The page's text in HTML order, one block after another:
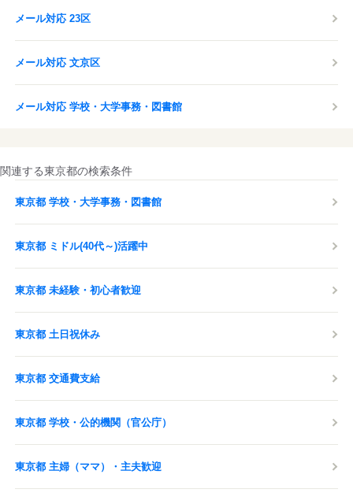
メール対応 23区
メール対応 文京区
メール対応 学校・大学事務・図書館
関連する東京都の検索条件
東京都 学校・大学事務・図書館
東京都 ミドル(40代～)活躍中
東京都 未経験・初心者歓迎
東京都 土日祝休み
東京都 交通費支給
東京都 学校・公的機関（官公庁）
東京都 主婦（ママ）・主夫歓迎